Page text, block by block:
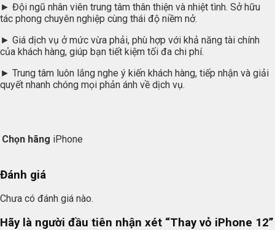
► Đội ngũ nhân viên trung tâm thân thiện và nhiệt tình. Sở hữu
tác phong chuyên nghiệp cùng thái độ niềm nở.
► Giá dịch vụ ở mức vừa phải, phù hợp với khả năng tài chính
của khách hàng, giúp bạn tiết kiệm tối đa chi phí.
► Trung tâm luôn lắng nghe ý kiến khách hàng, tiếp nhận và giải
quyết nhanh chóng mọi phản ánh về dịch vụ.
Chọn hãng iPhone
Đánh giá
Chưa có đánh giá nào.
Hãy là người đầu tiên nhận xét “Thay vỏ iPhone 12”